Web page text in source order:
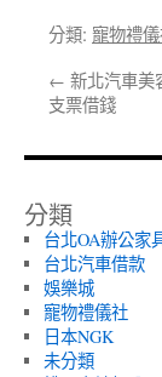
分類: 寵物禮
← 新北汽車美
支票借錢
分類
台北OA辦公家
台北汽車借款
娛樂城
寵物禮儀社
日本NGK
未分類